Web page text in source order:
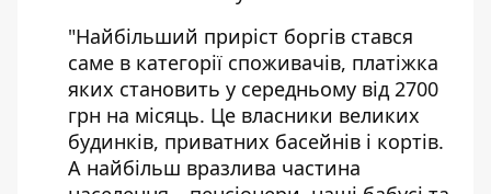
"Найбільший приріст боргів стався
саме в категорії споживачів, платіжка
яких становить у середньому від 2700
грн на місяць. Це власники великих
будинків, приватних басейнів і кортів.
А найбільш вразлива частина